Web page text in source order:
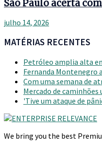
São Paulo acerta
julho 14, 2026
MATÉRIAS RECENTES
Petróleo amplia alta
Fernanda Montenegro
Com uma semana de
Mercado de
'Tive um ataque de
We bring you the best